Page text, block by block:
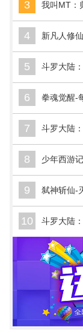
3
4 新凡人修
5 斗罗大陆
6 拳魂觉醒-
7
8
9
10